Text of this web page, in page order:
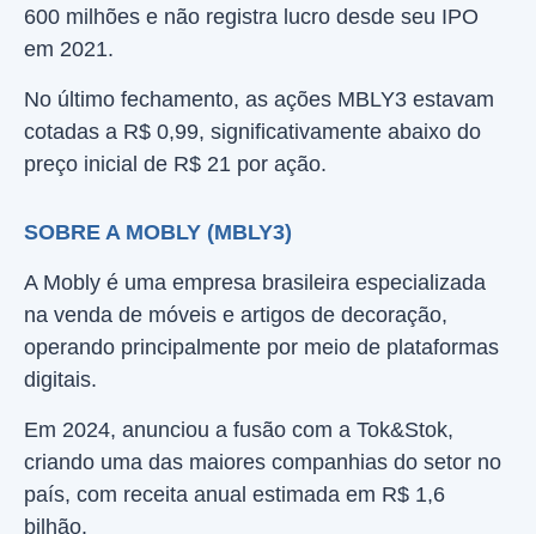
600 milhões e não registra lucro desde seu IPO
em 2021.
No último fechamento, as ações MBLY3 estavam
cotadas a R$ 0,99, significativamente abaixo do
preço inicial de R$ 21 por ação.
SOBRE A MOBLY (MBLY3)
A Mobly é uma empresa brasileira especializada
na venda de móveis e artigos de decoração,
operando principalmente por meio de plataformas
digitais.
Em 2024, anunciou a fusão com a Tok&Stok,
criando uma das maiores companhias do setor no
país, com receita anual estimada em R$ 1,6
bilhão.